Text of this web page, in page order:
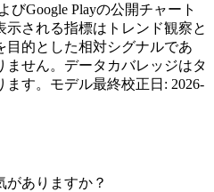
びGoogle Playの公開チャート
される指標はトレンド観察と
的とした相対シグナルであ
ません。データカバレッジはタ
す。 モデル最終校正日 : 2026-
がありますか？